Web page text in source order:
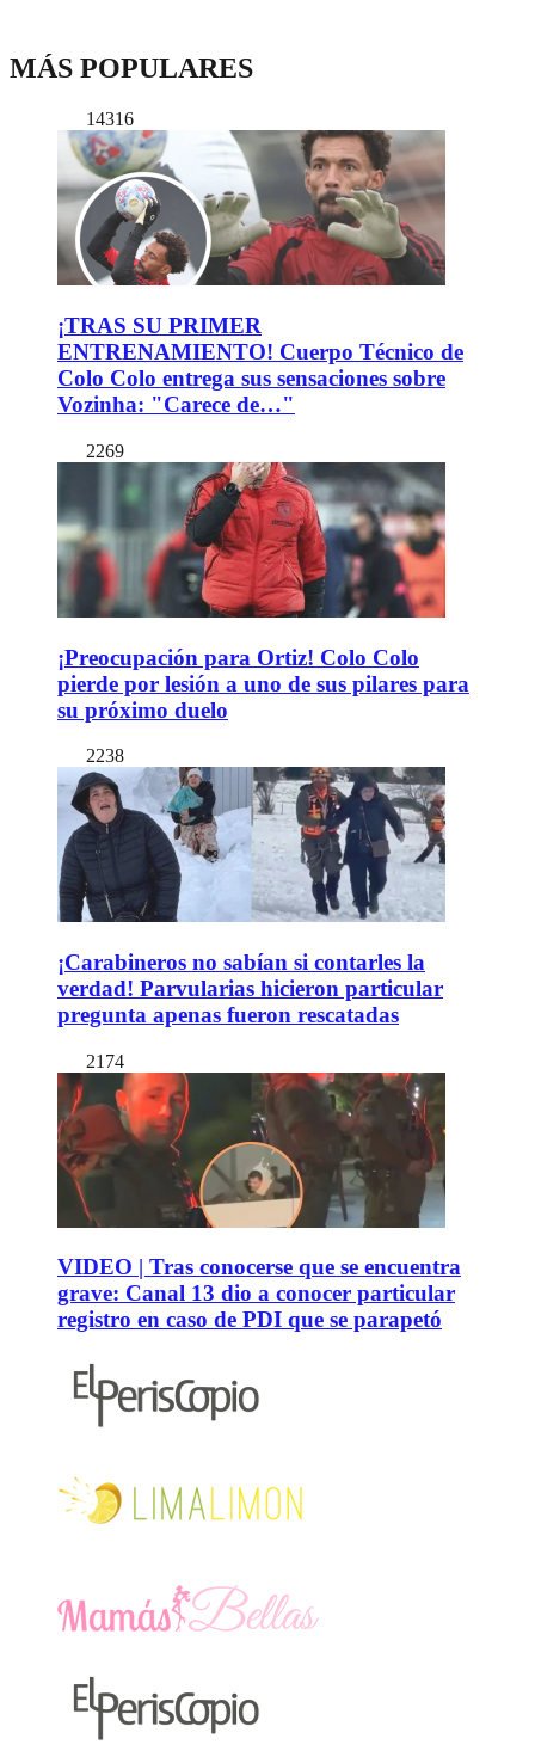
MÁS POPULARES
14316
¡TRAS SU PRIMER
ENTRENAMIENTO! Cuerpo Técnico de
Colo Colo entrega sus sensaciones sobre
Vozinha: "Carece de…"
2269
¡Preocupación para Ortiz! Colo Colo
pierde por lesión a uno de sus pilares para
su próximo duelo
2238
¡Carabineros no sabían si contarles la
verdad! Parvularias hicieron particular
pregunta apenas fueron rescatadas
2174
VIDEO | Tras conocerse que se encuentra
grave: Canal 13 dio a conocer particular
registro en caso de PDI que se parapetó